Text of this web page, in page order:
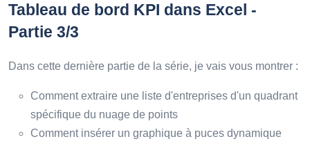
Tableau de bord KPI dans Excel -
Partie 3/3
Dans cette dernière partie de la série, je vais vous montrer :
Comment extraire une liste d'entreprises d'un quadrant
spécifique du nuage de points
Comment insérer un graphique à puces dynamique